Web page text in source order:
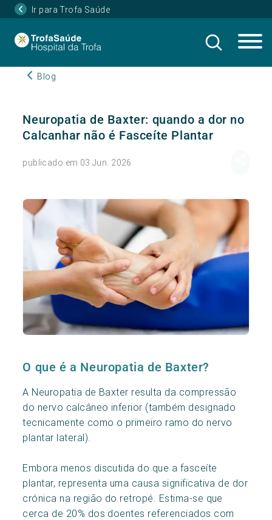
Ir para Trofa Saúde
Blog
Neuropatia de Baxter: quando a dor no
Calcanhar não é Fasceíte Plantar
publicado em 03 Jun. 2026
O que é a Neuropatia de Baxter?
A Neuropatia de Baxter resulta da compressão
do nervo calcâneo inferior (também designado
tecnicamente como o primeiro ramo do nervo
plantar lateral).
Embora menos discutida do que a fasceíte
plantar, representa uma causa significativa de dor
crónica na região do retropé. Estima-se que
cerca de 20% dos doentes referenciados com